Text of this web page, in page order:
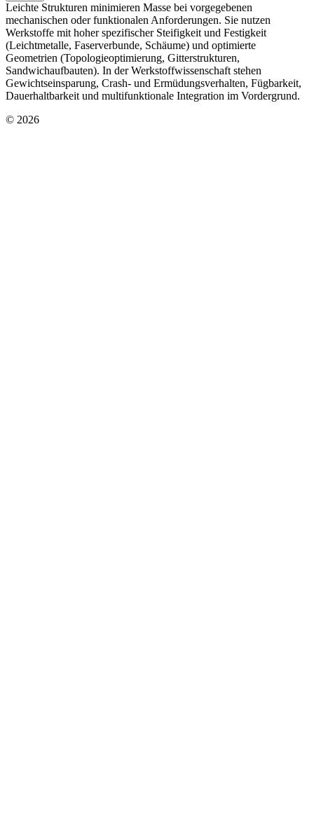
Leichte Strukturen minimieren Masse bei vorgegebenen
mechanischen oder funktionalen Anforderungen. Sie nutzen
Werkstoffe mit hoher spezifischer Steifigkeit und Festigkeit
(Leichtmetalle, Faserverbunde, Schäume) und optimierte
Geometrien (Topologieoptimierung, Gitterstrukturen,
Sandwichaufbauten). In der Werkstoffwissenschaft stehen
Gewichtseinsparung, Crash- und Ermüdungsverhalten, Fügbarkeit,
Dauerhaltbarkeit und multifunktionale Integration im Vordergrund.
© 2026